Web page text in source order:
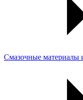
Смазочные материалы